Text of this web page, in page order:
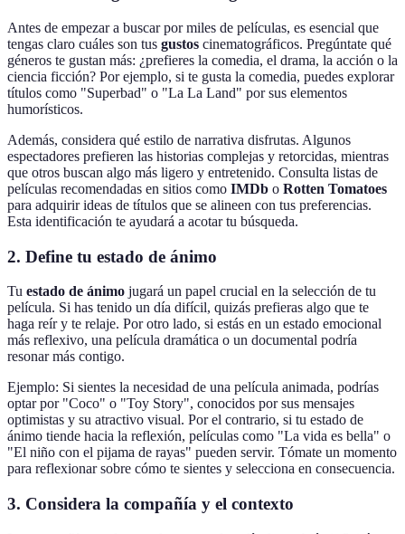
Antes de empezar a buscar por miles de películas, es esencial que
tengas claro cuáles son tus gustos cinematográficos. Pregúntate qué
géneros te gustan más: ¿prefieres la comedia, el drama, la acción o la
ciencia ficción? Por ejemplo, si te gusta la comedia, puedes explorar
títulos como "Superbad" o "La La Land" por sus elementos
humorísticos.
Además, considera qué estilo de narrativa disfrutas. Algunos
espectadores prefieren las historias complejas y retorcidas, mientras
que otros buscan algo más ligero y entretenido. Consulta listas de
películas recomendadas en sitios como IMDb o Rotten Tomatoes
para adquirir ideas de títulos que se alineen con tus preferencias.
Esta identificación te ayudará a acotar tu búsqueda.
2. Define tu estado de ánimo
Tu estado de ánimo jugará un papel crucial en la selección de tu
película. Si has tenido un día difícil, quizás prefieras algo que te
haga reír y te relaje. Por otro lado, si estás en un estado emocional
más reflexivo, una película dramática o un documental podría
resonar más contigo.
Ejemplo: Si sientes la necesidad de una película animada, podrías
optar por "Coco" o "Toy Story", conocidos por sus mensajes
optimistas y su atractivo visual. Por el contrario, si tu estado de
ánimo tiende hacia la reflexión, películas como "La vida es bella" o
"El niño con el pijama de rayas" pueden servir. Tómate un momento
para reflexionar sobre cómo te sientes y selecciona en consecuencia.
3. Considera la compañía y el contexto